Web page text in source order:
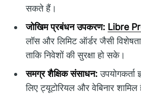
सकते हैं।
जोखिम प्रबंधन उपकरण: Libre
लॉस और लिमिट ऑर्डर जैसी
ताकि निवेशों की सुरक्षा हो सके।
समग्र शैक्षिक संसाधन:उपयोगकर्ता
लिए ट्यूटोरियल और वेबिनार शामिल